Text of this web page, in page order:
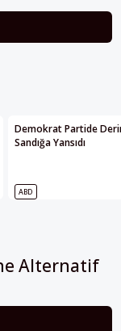
Demokrat Partide
Sandığa Yansıdı
ABD
Alternatif